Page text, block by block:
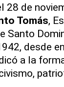
28 de
Tomás,
Santo
desde
a la